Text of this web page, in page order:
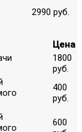
2990 руб.
Цена
1800
руб.
400
руб.
600